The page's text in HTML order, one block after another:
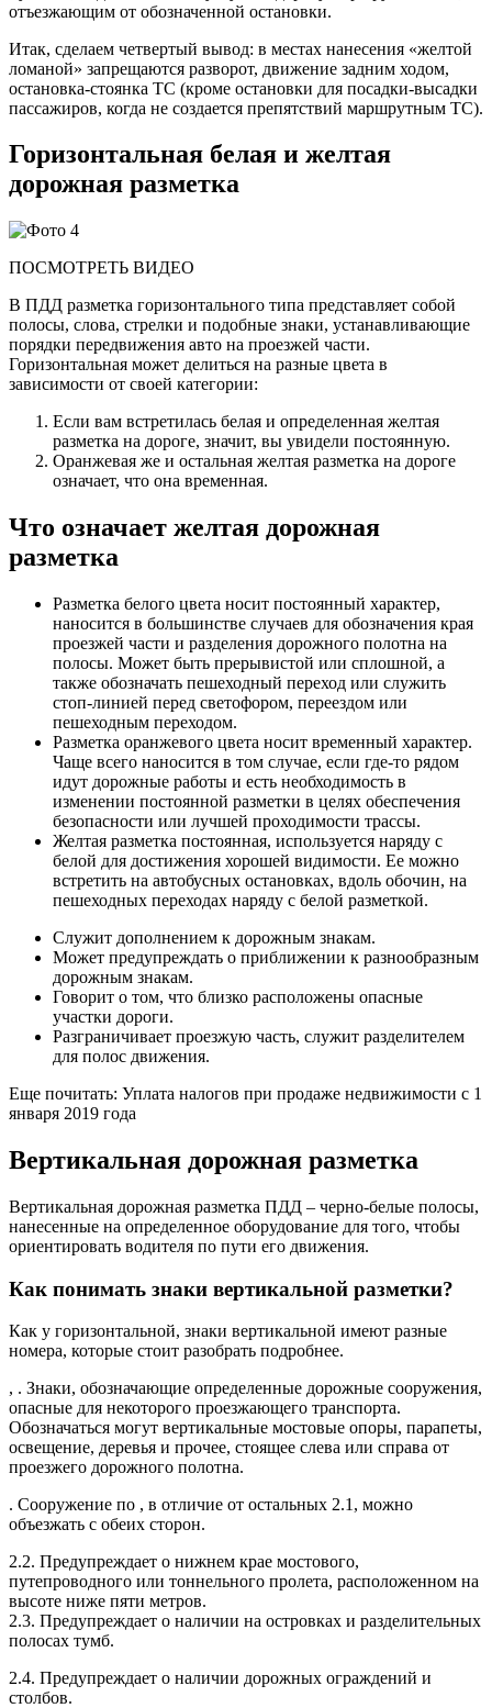
отъезжающим от обозначенной остановки.
Итак, сделаем четвертый вывод: в местах нанесения «желтой
ломаной» запрещаются разворот, движение задним ходом,
остановка-стоянка ТС (кроме остановки для посадки-высадки
пассажиров, когда не создается препятствий маршрутным ТС).
Горизонтальная белая и желтая
дорожная разметка
ПОСМОТРЕТЬ ВИДЕО
В ПДД разметка горизонтального типа представляет собой
полосы, слова, стрелки и подобные знаки, устанавливающие
порядки передвижения авто на проезжей части.
Горизонтальная может делиться на разные цвета в
зависимости от своей категории:
Если вам встретилась белая и определенная желтая
разметка на дороге, значит, вы увидели постоянную.
Оранжевая же и остальная желтая разметка на дороге
означает, что она временная.
Что означает желтая дорожная
разметка
Разметка белого цвета носит постоянный характер,
наносится в большинстве случаев для обозначения края
проезжей части и разделения дорожного полотна на
полосы. Может быть прерывистой или сплошной, а
также обозначать пешеходный переход или служить
стоп-линией перед светофором, переездом или
пешеходным переходом.
Разметка оранжевого цвета носит временный характер.
Чаще всего наносится в том случае, если где-то рядом
идут дорожные работы и есть необходимость в
изменении постоянной разметки в целях обеспечения
безопасности или лучшей проходимости трассы.
Желтая разметка постоянная, используется наряду с
белой для достижения хорошей видимости. Ее можно
встретить на автобусных остановках, вдоль обочин, на
пешеходных переходах наряду с белой разметкой.
Служит дополнением к дорожным знакам.
Может предупреждать о приближении к разнообразным
дорожным знакам.
Говорит о том, что близко расположены опасные
участки дороги.
Разграничивает проезжую часть, служит разделителем
для полос движения.
Еще почитать: Уплата налогов при продаже недвижимости с 1
января 2019 года
Вертикальная дорожная разметка
Вертикальная дорожная разметка ПДД – черно-белые полосы,
нанесенные на определенное оборудование для того, чтобы
ориентировать водителя по пути его движения.
Как понимать знаки вертикальной разметки?
Как у горизонтальной, знаки вертикальной имеют разные
номера, которые стоит разобрать подробнее.
, . Знаки, обозначающие определенные дорожные сооружения,
опасные для некоторого проезжающего транспорта.
Обозначаться могут вертикальные мостовые опоры, парапеты,
освещение, деревья и прочее, стоящее слева или справа от
проезжего дорожного полотна.
. Сооружение по , в отличие от остальных 2.1, можно
объезжать с обеих сторон.
2.2. Предупреждает о нижнем крае мостового,
путепроводного или тоннельного пролета, расположенном на
высоте ниже пяти метров.
2.3. Предупреждает о наличии на островках и разделительных
полосах тумб.
2.4. Предупреждает о наличии дорожных ограждений и
столбов.